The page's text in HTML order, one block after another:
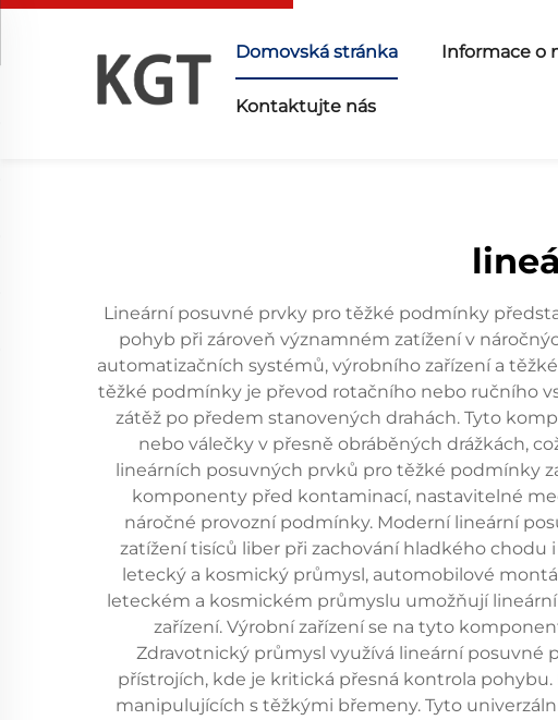
Domovská stránka Informace o
Kontaktujte nás
Lineární posuvné prvky pro těžké podmínky
pohyb při zároveň významném zatížení v
automatizačních systémů, výrobního zařízení a
těžké podmínky je převod rotačního nebo ručního
zátěž po předem stanovených drahách. Tyto
nebo válečky v přesně obráběných drážkách,
lineárních posuvných prvků pro těžké podmínky
komponenty před kontaminací, nastavitelné
náročné provozní podmínky. Moderní lineární
zatížení tisíců liber při zachování hladkého chodu
letecký a kosmický průmysl, automobilové
leteckém a kosmickém průmyslu umožňují
zařízení. Výrobní zařízení se na tyto
Zdravotnický průmysl využívá lineární posuvné
přístrojích, kde je kritická přesná kontrola
manipulujících s těžkými břemeny. Tyto